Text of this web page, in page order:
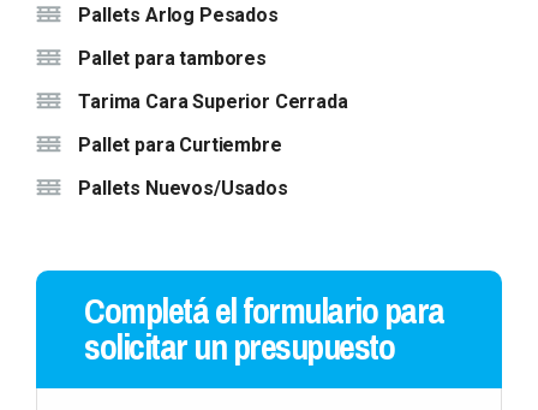
Pallets Arlog Pesados
Pallet para tambores
Tarima Cara Superior Cerrada
Pallet para Curtiembre
Pallets Nuevos/Usados
Completá el formulario para
solicitar un presupuesto